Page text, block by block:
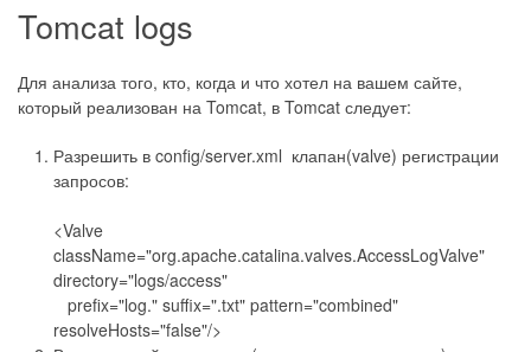
Tomcat logs
Для анализа того, кто, когда и что хотел на вашем сайте,
который реализован на Tomcat, в Tomcat следует:
Разрешить в config/server.xml клапан(valve) регистрации
запросов:
<Valve
className="org.apache.catalina.valves.AccessLogValve"
directory="logs/access"
prefix="log." suffix=".txt" pattern="combined"
resolveHosts="false"/>